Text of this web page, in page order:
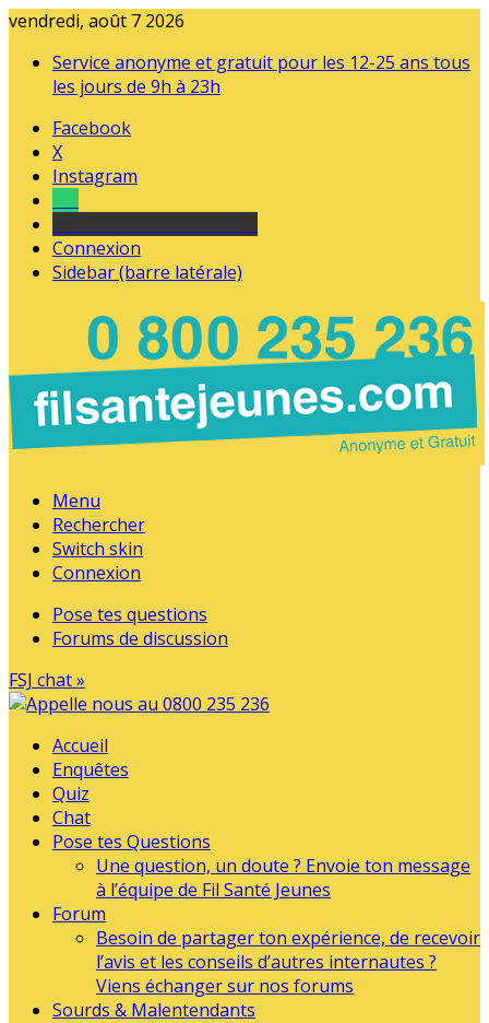
vendredi, août 7 2026
Service anonyme et gratuit pour les 12-25 ans tous
les jours de 9h à 23h
Facebook
X
Instagram
Connexion
Sidebar (barre latérale)
Menu
Rechercher
Switch skin
Connexion
Pose tes questions
Forums de discussion
FSJ chat »
Accueil
Enquêtes
Quiz
Chat
Pose tes Questions
Une question, un doute ? Envoie ton message
à l’équipe de Fil Santé Jeunes
Forum
Besoin de partager ton expérience, de recevoir
l’avis et les conseils d’autres internautes ?
Viens échanger sur nos forums
Sourds & Malentendants